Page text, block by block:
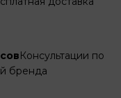
Консультации по
бренда